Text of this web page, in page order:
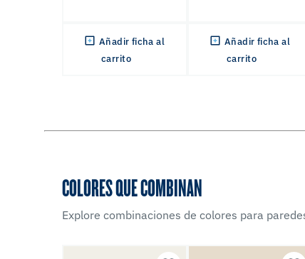
Añadir ficha al
carrito
Añadir ficha al
carrito
COLORES QUE COMBINAN
Explore combinaciones de colores para